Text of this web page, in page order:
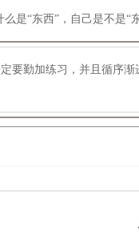
是“东西”，自己是不是“
要勤加练习，并且循序渐